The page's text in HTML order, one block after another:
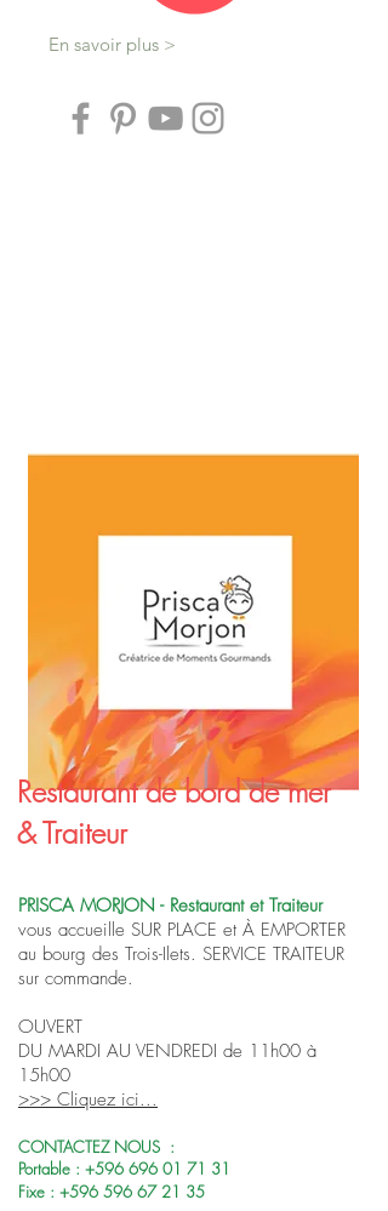
En savoir plus >
Restaurant de bord de mer
& Traiteur
PRISCA MORJON - Restaurant et Traiteur
vous accueille SUR PLACE et À EMPORTER
au bourg des Trois-Ilets. SERVICE TRAITEUR
sur commande.
OUVERT
DU MARDI AU VENDREDI de 11h00 à
15h00
>>> Cliquez ici...
CONTACTEZ NOUS :
Portable : +596 696 01 71 31
Fixe : +596 596 67 21 35